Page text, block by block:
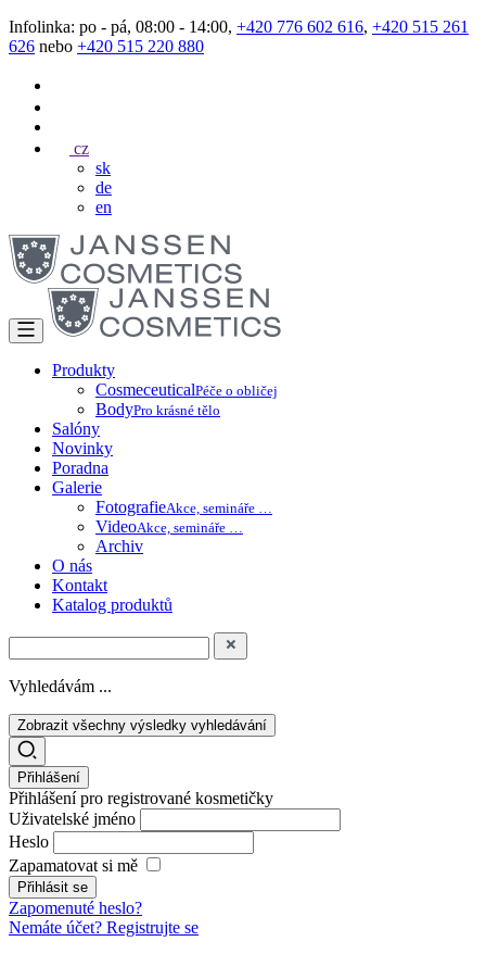
Infolinka: po - pá, 08:00 - 14:00, +420 776 602 616, +420 515 261
626 nebo +420 515 220 880
cz
sk
de
en
Produkty
CosmeceuticalPéče o obličej
BodyPro krásné tělo
Salóny
Novinky
Poradna
Galerie
FotografieAkce, semináře …
VideoAkce, semináře …
Archiv
O nás
Kontakt
Katalog produktů
Vyhledávám ...
Zobrazit všechny výsledky vyhledávání
Přihlášení
Přihlášení pro registrované kosmetičky
Uživatelské jméno
Heslo
Zapamatovat si mě
Zapomenuté heslo?
Nemáte účet? Registrujte se